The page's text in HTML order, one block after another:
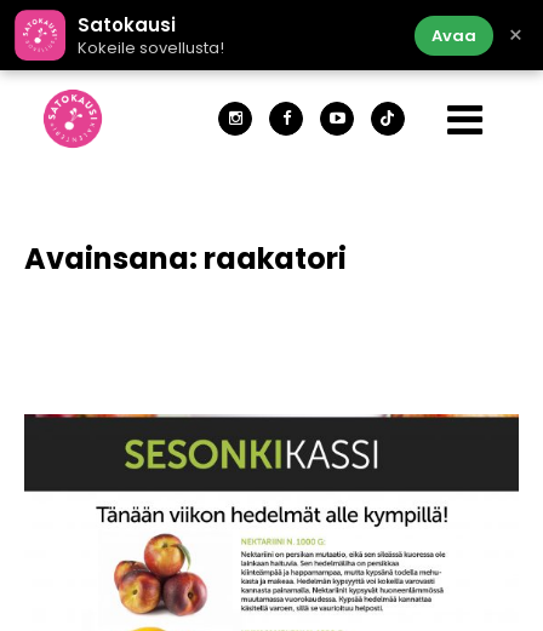
Satokausi
Kokeile sovellusta!
Avaa ×
Avainsana: raakatori